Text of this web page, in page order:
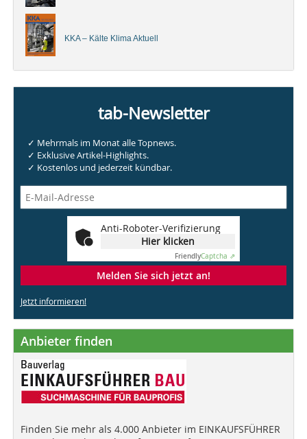
KKA – Kälte Klima Aktuell
tab-Newsletter
✓ Mehrmals im Monat alle Topnews.
✓ Exklusive Artikel-Highlights.
✓ Kostenlos und jederzeit kündbar.
Anti-Roboter-Verifizierung
Hier klicken
FriendlyCaptcha ⇗
Melden Sie sich jetzt an!
Jetzt informieren!
Anbieter finden
Finden Sie mehr als 4.000 Anbieter im EINKAUFSFÜHRER